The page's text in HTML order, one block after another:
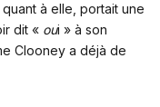
quant à elle, portait une
dit « oui » à son
Clooney a déjà de